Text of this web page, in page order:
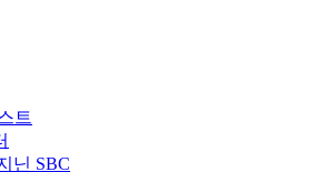
트
닌 SBC